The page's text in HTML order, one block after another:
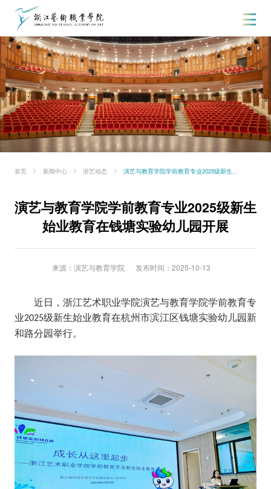
首页 新闻中心 浙艺动态
演艺与教育学院学前教育专业2025级新生
始业教育在钱塘实验幼儿园开展
来源：演艺与教育学院 发布时间：2025-10-13
近日，浙江艺术职业学院演艺与教育学院学前教育专
业2025级新生始业教育在杭州市滨江区钱塘实验幼儿园 新
和路分园举行。